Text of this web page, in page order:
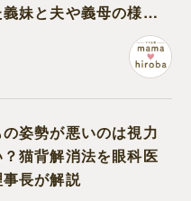
妹と夫や義母の様子
姿勢が悪いのは視力
猫背解消法を眼科医
長が解説